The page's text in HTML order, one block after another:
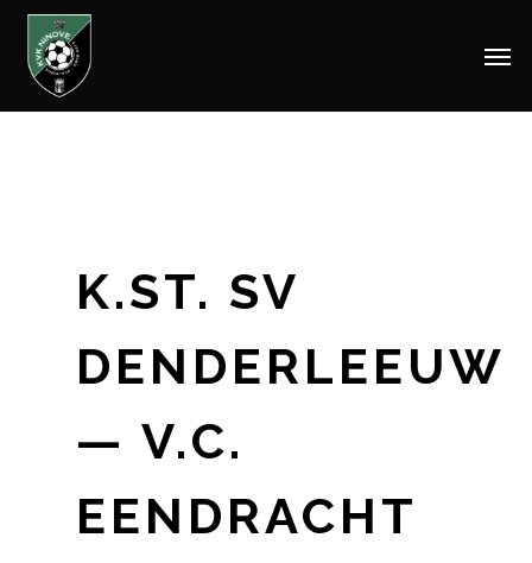
Skip
K.ST. SV
DENDERLEEUW
— V.C.
EENDRACHT